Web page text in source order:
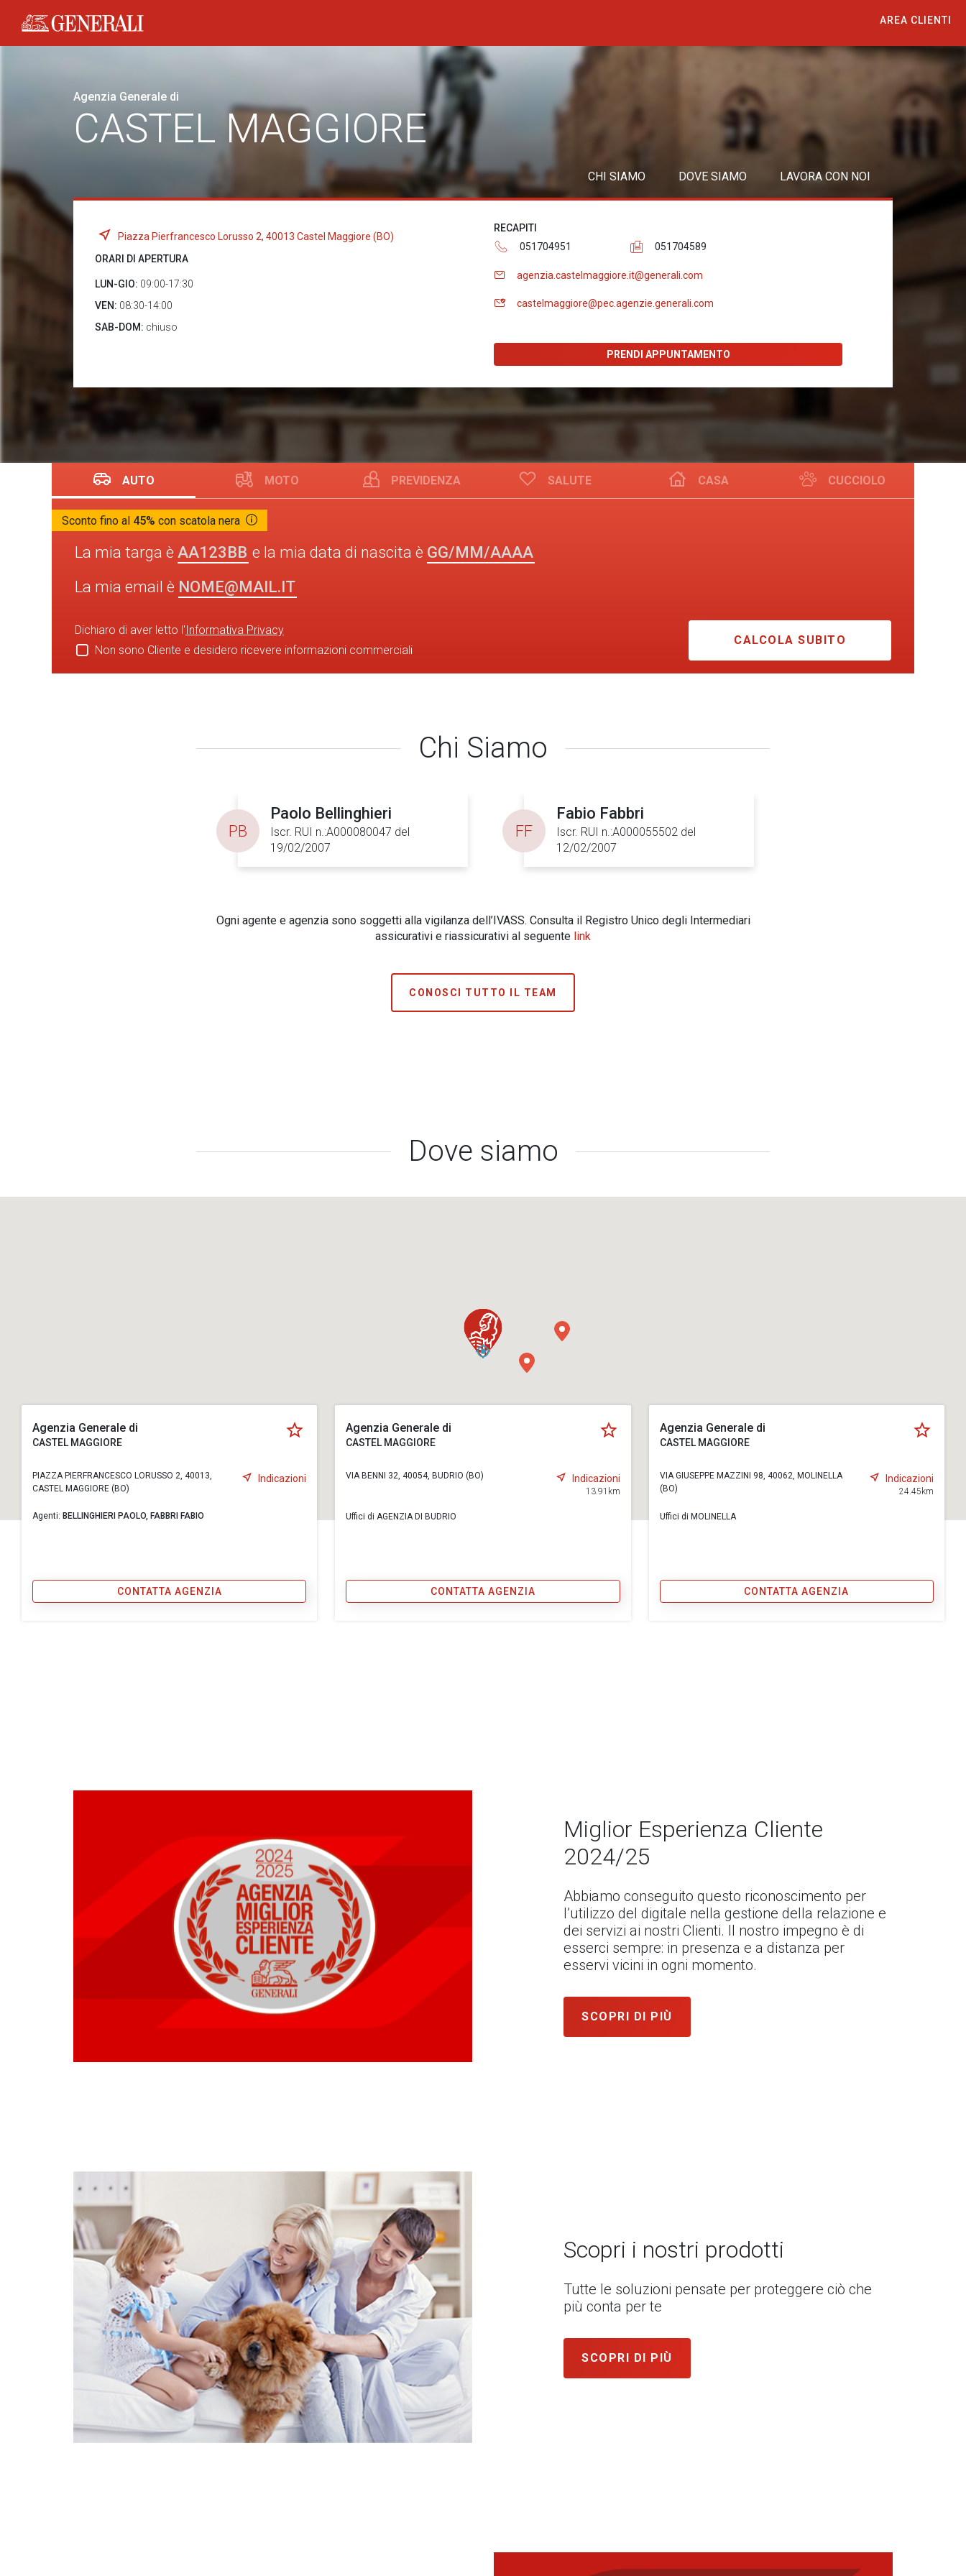
Generali logo
AREA CLIENTI
Agenzia Generale di
CASTEL MAGGIORE
CHI SIAMO DOVE SIAMO LAVORA CON NOI
Piazza Pierfrancesco Lorusso 2, 40013 Castel Maggiore (BO)
ORARI DI APERTURA
LUN-GIO: 09:00-17:30
VEN: 08:30-14:00
SAB-DOM: chiuso
RECAPITI
051704951
051704589
agenzia.castelmaggiore.it@generali.com
castelmaggiore@pec.agenzie.generali.com
PRENDI APPUNTAMENTO
AUTO MOTO PREVIDENZA SALUTE CASA CUCCIOLO
Sconto fino al 45% con scatola nera
La mia targa è e la mia data di nascita è
La mia email è
Dichiaro di aver letto l'Informativa Privacy
Non sono Cliente e desidero ricevere informazioni commerciali
CALCOLA SUBITO
Chi Siamo
Paolo Bellinghieri
Iscr. RUI n.:A000080047 del
19/02/2007
PB
Fabio Fabbri
Iscr. RUI n.:A000055502 del
12/02/2007
FF
Ogni agente e agenzia sono soggetti alla vigilanza dell’IVASS. Consulta il Registro Unico degli Intermediari
assicurativi e riassicurativi al seguente link
CONOSCI TUTTO IL TEAM
Dove siamo
Agenzia Generale di
CASTEL MAGGIORE
PIAZZA PIERFRANCESCO LORUSSO 2, 40013,
CASTEL MAGGIORE (BO)
Indicazioni
Agenti: BELLINGHIERI PAOLO, FABBRI FABIO
CONTATTA AGENZIA
Agenzia Generale di
CASTEL MAGGIORE
VIA BENNI 32, 40054, BUDRIO (BO) Indicazioni
13.91km
Uffici di AGENZIA DI BUDRIO
CONTATTA AGENZIA
Agenzia Generale di
CASTEL MAGGIORE
VIA GIUSEPPE MAZZINI 98, 40062, MOLINELLA
(BO)
Indicazioni
24.45km
Uffici di MOLINELLA
CONTATTA AGENZIA
Miglior Esperienza Cliente
2024/25
Abbiamo conseguito questo riconoscimento per
l’utilizzo del digitale nella gestione della relazione e
dei servizi ai nostri Clienti. Il nostro impegno è di
esserci sempre: in presenza e a distanza per
esservi vicini in ogni momento.
SCOPRI DI PIÙ
Scopri i nostri prodotti
Tutte le soluzioni pensate per proteggere ciò che
più conta per te
SCOPRI DI PIÙ